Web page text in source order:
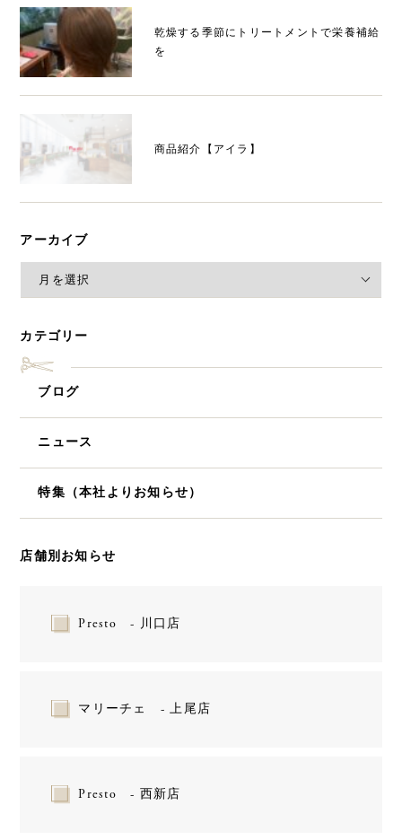
乾燥する季節にトリートメントで栄養補給
を
商品紹介【アイラ】
アーカイブ
カテゴリー
ブログ
ニュース
特集（本社よりお知らせ）
店舗別お知らせ
Presto - 川口店
マリーチェ - 上尾店
Presto - 西新店